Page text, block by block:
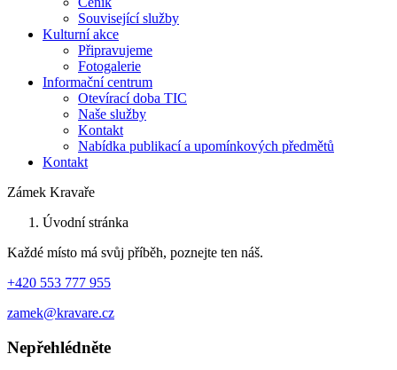
Související služby
Kulturní akce
Připravujeme
Fotogalerie
Informační centrum
Otevírací doba TIC
Naše služby
Kontakt
Nabídka publikací a upomínkových předmětů
Kontakt
Zámek Kravaře
Úvodní stránka
Každé místo má svůj příběh, poznejte ten náš.
+420 553 777 955
zamek@kravare.cz
Nepřehlédněte